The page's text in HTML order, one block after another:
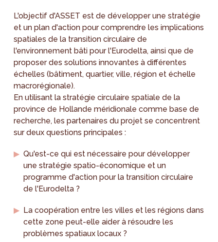
L'objectif d'ASSET est de développer une stratégie
et un plan d'action pour comprendre les implications
spatiales de la transition circulaire de
l'environnement bâti pour l'Eurodelta, ainsi que de
proposer des solutions innovantes à différentes
échelles (bâtiment, quartier, ville, région et échelle
macrorégionale).
En utilisant la stratégie circulaire spatiale de la
province de Hollande méridionale comme base de
recherche, les partenaires du projet se concentrent
sur deux questions principales :
Qu'est-ce qui est nécessaire pour développer
une stratégie spatio-économique et un
programme d'action pour la transition circulaire
de l'Eurodelta ?
La coopération entre les villes et les régions dans
cette zone peut-elle aider à résoudre les
problèmes spatiaux locaux ?